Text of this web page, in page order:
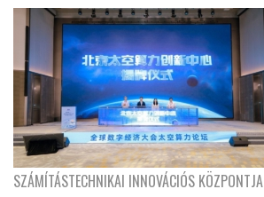
SZÁMÍTÁSTECHNIKAI INNOVÁCIÓS KÖZPONTJA